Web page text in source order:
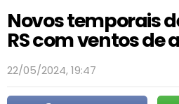
Novos temporais
RS com ventos de
22/05/2024, 19:47